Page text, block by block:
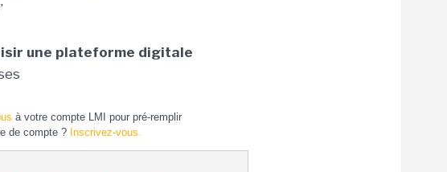
une plateforme digitale
à votre compte LMI pour pré-remplir
de compte ? Inscrivez-vous.